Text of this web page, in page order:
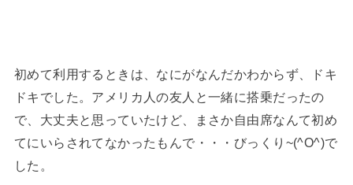
初めて利用するときは、なにがなんだかわからず、ドキ
ドキでした。アメリカ人の友人と一緒に搭乗だったの
で、大丈夫と思っていたけど、まさか自由席なんて初め
てにいらされてなかったもんで・・・びっくり~(^O^)で
した。